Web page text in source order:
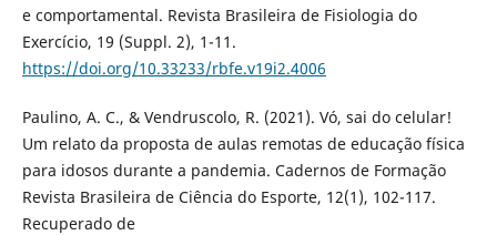
e comportamental. Revista Brasileira de Fisiologia do
Exercício, 19 (Suppl. 2), 1-11.
https://doi.org/10.33233/rbfe.v19i2.4006
Paulino, A. C., & Vendruscolo, R. (2021). Vó, sai do celular!
Um relato da proposta de aulas remotas de educação física
para idosos durante a pandemia. Cadernos de Formação
Revista Brasileira de Ciência do Esporte, 12(1), 102-117.
Recuperado de